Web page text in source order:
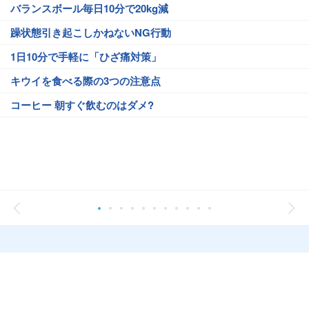
バランスボール毎日10分で20kg減
躁状態引き起こしかねないNG行動
1日10分で手軽に「ひざ痛対策」
キウイを食べる際の3つの注意点
コーヒー 朝すぐ飲むのはダメ?